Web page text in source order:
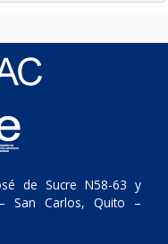
de Sucre N58-63 y
San Carlos, Quito –